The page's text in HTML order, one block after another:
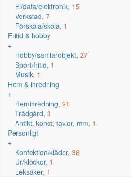
El/data/elektronik, 15
Verkstad, 7
Förskola/skola, 1
Fritid & hobby
+
Hobby/samlarobjekt, 27
Sport/fritid, 1
Musik, 1
Hem & inredning
+
Heminredning, 91
Trädgård, 3
Antikt, konst, tavlor, mm, 1
Personligt
+
Konfektion/kläder, 36
Ur/klockor, 1
Leksaker, 1